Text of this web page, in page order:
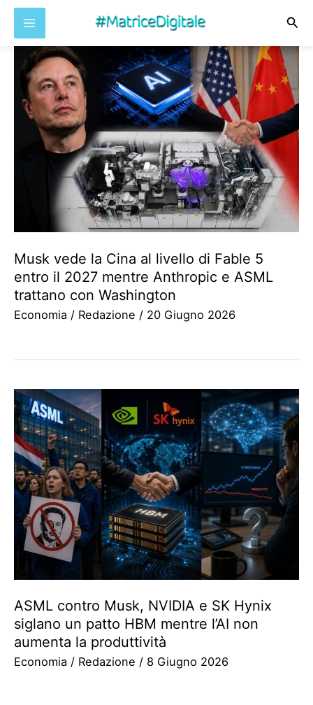
contenuto
Musk vede la Cina al livello di Fable 5
entro il 2027 mentre Anthropic e ASML
trattano con Washington
Economia / Redazione / 20 Giugno 2026
ASML contro Musk, NVIDIA e SK Hynix
siglano un patto HBM mentre l’AI non
aumenta la produttività
Economia / Redazione / 8 Giugno 2026